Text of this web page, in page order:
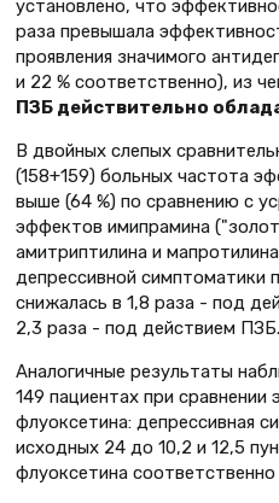
установлено, что
раза превышала
проявления значимого
и 22 % соответственно), из
ПЗБ действительно
В двойных слепых
(158+159) больных частота
выше (64 %) по сравнению с
эффектов имипрамина
амитриптилина и
депрессивной симптоматики
снижалась в 1,8 раза - под
2,3 раза - под действием ПЗБ.
Аналогичные результаты
149 пациентах при
флуоксетина: депрессивная
исходных 24 до 10,2 и 12,5
флуоксетина соответственно